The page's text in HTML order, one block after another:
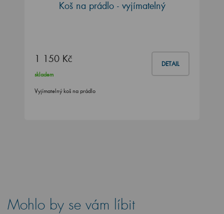
Koš na prádlo - vyjímatelný
1 150 Kč DETAIL
skladem
Vyjímatelný koš na prádlo
Mohlo by se vám líbit